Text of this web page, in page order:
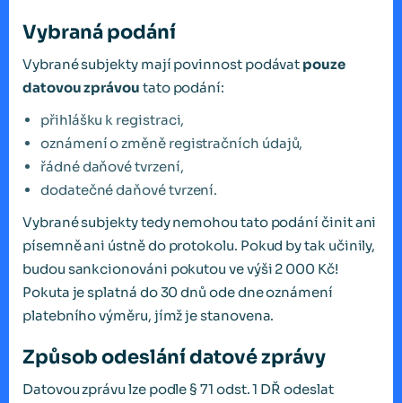
Vybraná podání
Vybrané subjekty mají povinnost podávat pouze
datovou zprávou tato podání:
přihlášku k registraci,
oznámení o změně registračních údajů,
řádné daňové tvrzení,
dodatečné daňové tvrzení.
Vybrané subjekty tedy nemohou tato podání činit ani
písemně ani ústně do protokolu. Pokud by tak učinily,
budou sankcionováni pokutou ve výši 2 000 Kč!
Pokuta je splatná do 30 dnů ode dne oznámení
platebního výměru, jímž je stanovena.
Způsob odeslání datové zprávy
Datovou zprávu lze podle § 71 odst. 1 DŘ odeslat